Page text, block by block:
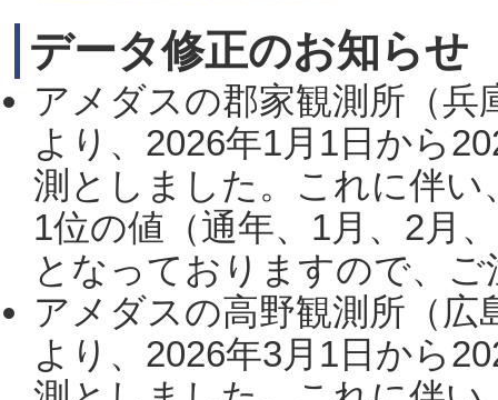
データ修正のお知らせ
アメダスの郡家観測所（
より、2026年1月1日から
測としました。これに伴い
1位の値（通年、1月、2月
となっておりますので、
アメダスの高野観測所（
より、2026年3月1日から